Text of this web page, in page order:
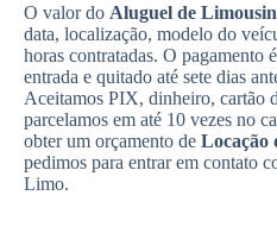
O valor do Aluguel de
data, localização, modelo do
horas contratadas. O pagamento
entrada e quitado até sete dias
Aceitamos PIX, dinheiro, cartão
parcelamos em até 10 vezes no
obter um orçamento de Locação
pedimos para entrar em contato
Limo.